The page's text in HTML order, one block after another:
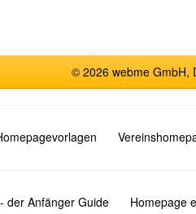
© 2026 webme GmbH,
der Anfänger Guide Homepage